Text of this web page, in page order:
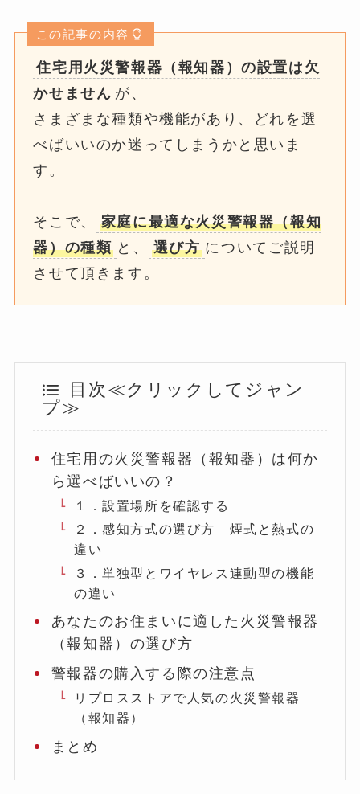
この記事の内容
住宅用火災警報器（報知器）の設置は欠
かせません が、
さまざまな種類や機能があり、どれを選
べばいいのか迷ってしまうかと思いま
す。
そこで、
家庭に最適な火災警報器（報知
器）の種類 と、 選び方 についてご説明
させて頂きます。
目次≪クリックしてジャン
プ≫
住宅用の火災警報器（報知器）は何か
ら選べばいいの？
１．設置場所を確認する
２．感知方式の選び方 煙式と熱式の
違い
３．単独型とワイヤレス連動型の機能
の違い
あなたのお住まいに適した火災警報器
（報知器）の選び方
警報器の購入する際の注意点
リプロスストアで人気の火災警報器
（報知器）
まとめ